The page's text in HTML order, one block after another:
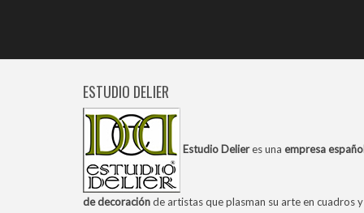
ESTUDIO DELIER
Estudio Delieres una empresa
de decoraciónde artistas que plasman su arte en cuadros y